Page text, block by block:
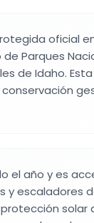
oficial
Parques
de Idaho.
el año y es
y escaladores
solar